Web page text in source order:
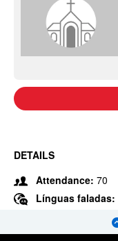
DETAILS
Attendance: 70
Línguas faladas: